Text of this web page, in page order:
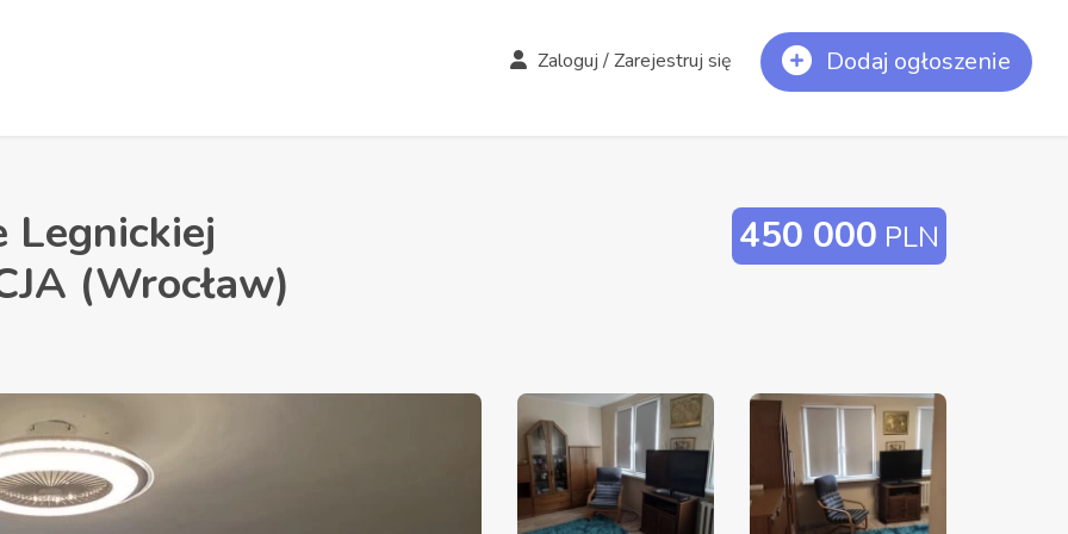
Zaloguj / Zarejestruj się Dodaj ogłoszenie
Legnickiej
(Wrocław)
450 000 PLN